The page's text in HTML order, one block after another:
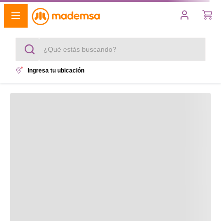
¿Qué estás buscando?
Ingresa tu ubicación